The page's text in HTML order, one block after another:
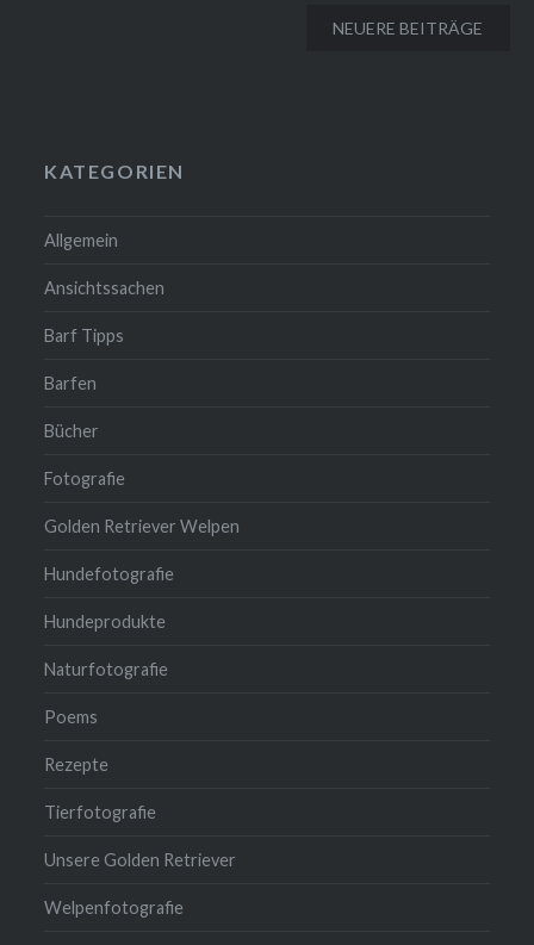
NEUERE BEITRÄGE
KATEGORIEN
Allgemein
Ansichtssachen
Barf Tipps
Barfen
Bücher
Fotografie
Golden Retriever Welpen
Hundefotografie
Hundeprodukte
Naturfotografie
Poems
Rezepte
Tierfotografie
Unsere Golden Retriever
Welpenfotografie